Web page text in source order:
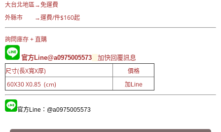
大台北地區→免運費
外縣市 →運費/件$160起
詢問庫存 + 直購
官方Line@a0975005573 加快回覆訊息
尺寸(長X寬X厚)
價格
60X30 X0.85 (cm)
加Line
官方Line：@a0975005573